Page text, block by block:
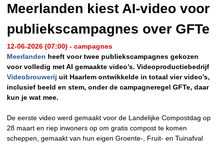
Meerlanden kiest AI-video voor
publiekscampagnes over GFTe
12-06-2026 (07:00) - campagnes
Meerlanden heeft voor twee publiekscampagnes gekozen
voor volledig met AI gemaakte video’s. Videoproductiebedrijf
Videobrouwerij uit Haarlem ontwikkelde in totaal vier video’s,
inclusief beeld en stem, onder de campagneregel GFTe, daar
kun je wat mee.
De eerste video werd gemaakt voor de Landelijke Compostdag op
28 maart en riep inwoners op om gratis compost te komen
scheppen, gemaakt van hun eigen Groente-, Fruit- en Tuinafval